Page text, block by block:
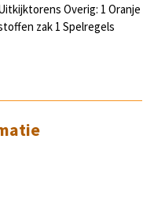
Overig: 1 Oranje
zak 1 Spelregels